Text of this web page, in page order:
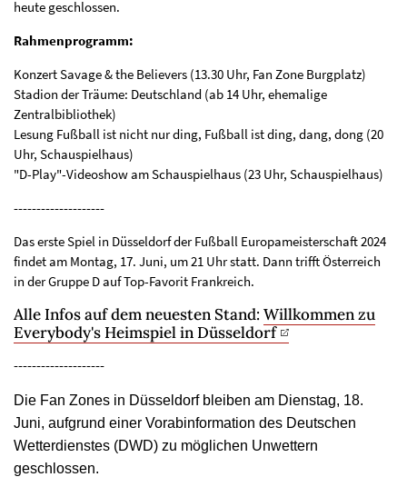
heute geschlossen.
Rahmenprogramm:
Konzert Savage & the Believers (13.30 Uhr, Fan Zone Burgplatz)
Stadion der Träume: Deutschland (ab 14 Uhr, ehemalige
Zentralbibliothek)
Lesung Fußball ist nicht nur ding, Fußball ist ding, dang, dong (20
Uhr, Schauspielhaus)
"D-Play"-Videoshow am Schauspielhaus (23 Uhr, Schauspielhaus)
--------------------
Das erste Spiel in Düsseldorf der Fußball Europameisterschaft 2024
findet am Montag, 17. Juni, um 21 Uhr statt. Dann trifft Österreich
in der Gruppe D auf Top-Favorit Frankreich.
Alle Infos auf dem neuesten Stand:Willkommen zu
Everybody's Heimspiel in Düsseldorf
--------------------
Die Fan Zones in Düsseldorf bleiben am Dienstag, 18.
Juni, aufgrund einer Vorabinformation des Deutschen
Wetterdienstes (DWD) zu möglichen Unwettern
geschlossen.